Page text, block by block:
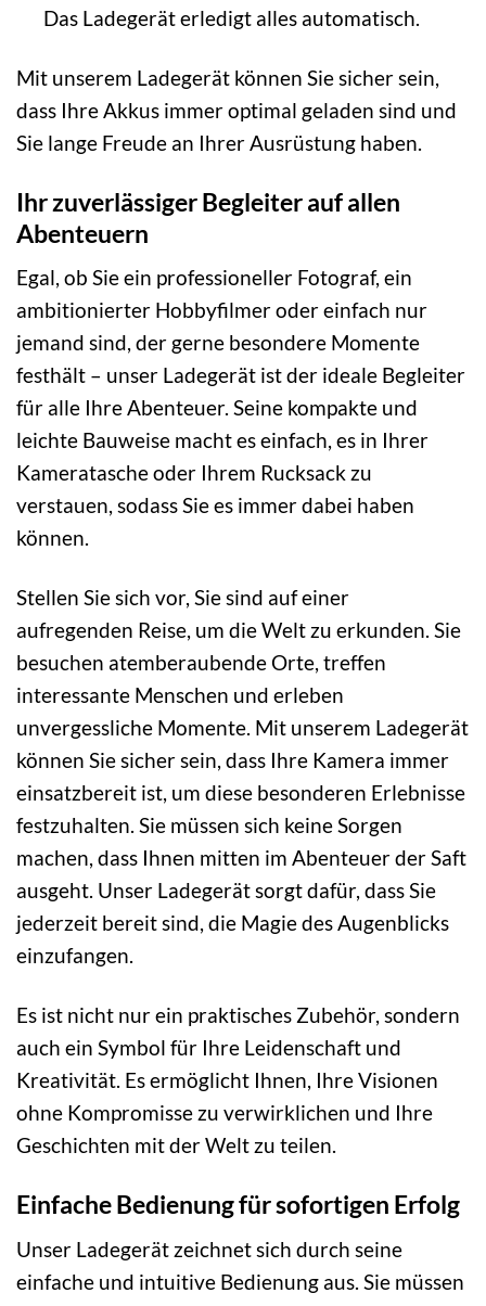
Das Ladegerät erledigt alles automatisch.
Mit unserem Ladegerät können Sie sicher sein,
dass Ihre Akkus immer optimal geladen sind und
Sie lange Freude an Ihrer Ausrüstung haben.
Ihr zuverlässiger Begleiter auf allen
Abenteuern
Egal, ob Sie ein professioneller Fotograf, ein
ambitionierter Hobbyfilmer oder einfach nur
jemand sind, der gerne besondere Momente
festhält – unser Ladegerät ist der ideale Begleiter
für alle Ihre Abenteuer. Seine kompakte und
leichte Bauweise macht es einfach, es in Ihrer
Kameratasche oder Ihrem Rucksack zu
verstauen, sodass Sie es immer dabei haben
können.
Stellen Sie sich vor, Sie sind auf einer
aufregenden Reise, um die Welt zu erkunden. Sie
besuchen atemberaubende Orte, treffen
interessante Menschen und erleben
unvergessliche Momente. Mit unserem Ladegerät
können Sie sicher sein, dass Ihre Kamera immer
einsatzbereit ist, um diese besonderen Erlebnisse
festzuhalten. Sie müssen sich keine Sorgen
machen, dass Ihnen mitten im Abenteuer der Saft
ausgeht. Unser Ladegerät sorgt dafür, dass Sie
jederzeit bereit sind, die Magie des Augenblicks
einzufangen.
Es ist nicht nur ein praktisches Zubehör, sondern
auch ein Symbol für Ihre Leidenschaft und
Kreativität. Es ermöglicht Ihnen, Ihre Visionen
ohne Kompromisse zu verwirklichen und Ihre
Geschichten mit der Welt zu teilen.
Einfache Bedienung für sofortigen Erfolg
Unser Ladegerät zeichnet sich durch seine
einfache und intuitive Bedienung aus. Sie müssen